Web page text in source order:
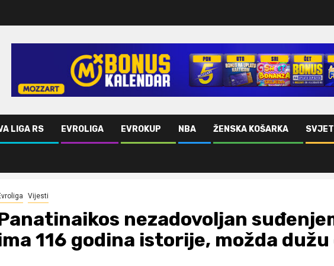
LIGA RS EVROLIGA EVROKUP NBA ŽENSKA KOŠARKA
116 godina istorije, možda dužu od nekih država
Vijesti
nezadovoljan
116 godina istorije, možda